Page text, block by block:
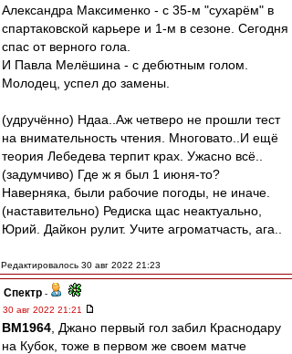
Александра Максименко - с 35-м "сухарём" в
спартаковской карьере и 1-м в сезоне. Сегодня
спас от верного гола.
И Павла Мелёшина - с дебютным голом.
Молодец, успел до замены.
(удручённо) Ндаа..Аж четверо не прошли тест
на внимательность чтения. Многовато..И ещё
теория Лебедева терпит крах. Ужасно всё..
(задумчиво) Где ж я был 1 июня-то?
Наверняка, были рабочие погоды, не иначе.
(наставительно) Редиска щас неактуально,
Юрий. Дайкон рулит. Учите агроматчасть, ага..
Редактировалось 30 авг 2022 21:23
Спектр -
30 авг 2022 21:21
BM1964 , Джано первый гол забил Краснодару
на Кубок, тоже в первом же своем матче